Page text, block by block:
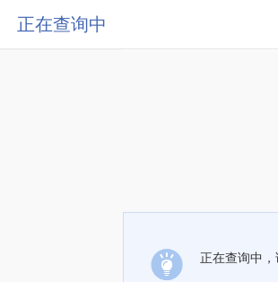
正在查询中
正在查询中